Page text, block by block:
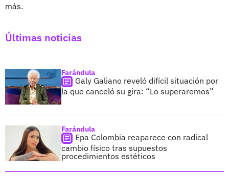
más.
Últimas noticias
Farándula
Galy Galiano reveló difícil situación por
la que canceló su gira: “Lo superaremos”
Farándula
Epa Colombia reaparece con radical
cambio físico tras supuestos
procedimientos estéticos